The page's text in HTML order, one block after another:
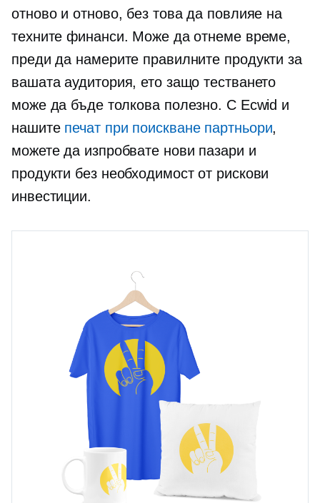
отново и отново, без това да повлияе на
техните финанси. Може да отнеме време,
преди да намерите правилните продукти за
вашата аудитория, ето защо тестването
може да бъде толкова полезно. С Ecwid и
нашите печат при поискванепартньори,
можете да изпробвате нови пазари и
продукти без необходимост от рискови
инвестиции.